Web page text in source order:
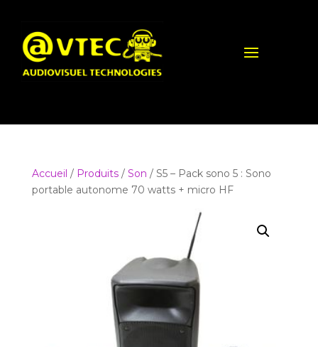
Accueil / Produits/ Son / S5 – Pack sono 5 : Sono
portable autonome 70 watts + micro HF